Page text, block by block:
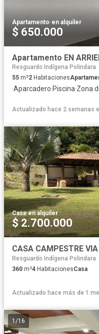
Apartamento·en alquiler
$ 650.000
Resguardo Indígena Polindara
55 m²2 Habitaciones
·Aparcadero·Piscina·Zona
Actualizado hace 2 semanas
Casa·en alquiler
$ 2.700.000
CASA CAMPESTRE
Resguardo Indígena Polindara
360 m²4 HabitacionesCasa
Actualizado hace más de 1
1 /16